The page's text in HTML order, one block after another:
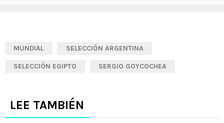
MUNDIAL SELECCIÓN ARGENTINA
SELECCIÓN EGIPTO SERGIO GOYCOCHEA
LEE TAMBIÉN